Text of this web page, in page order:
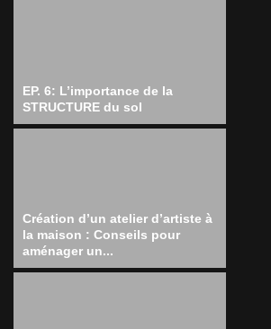
EP. 6: L’importance de la
STRUCTURE du sol
Création d’un atelier d’artiste à
la maison : Conseils pour
aménager un...